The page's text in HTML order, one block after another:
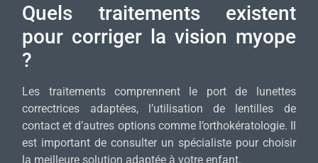
Quels traitements existent
pour corriger la vision myope
?
Les traitements comprennent le port de lunettes
correctrices adaptées, l’utilisation de lentilles de
contact et d’autres options comme l’orthokératologie. Il
est important de consulter un spécialiste pour choisir
la meilleure solution adaptée à votre enfant.